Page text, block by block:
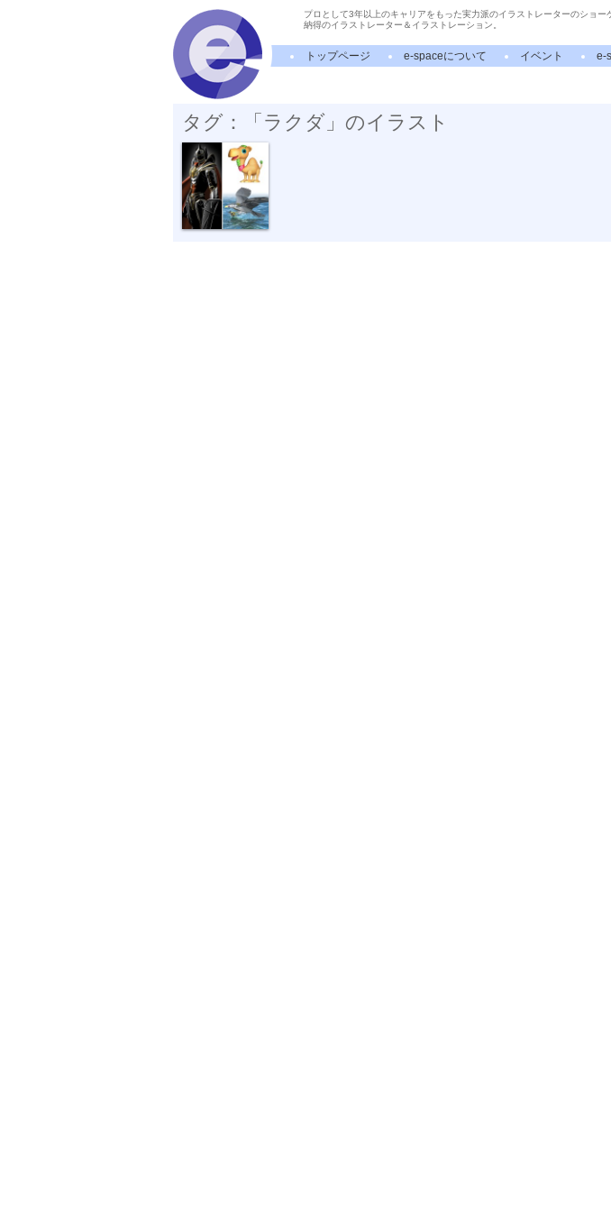
プロとして3年以上のキャリアをもった実力派のイラストレーターのショー
納得のイラストレーター＆イラストレーション。
トップページ e-spaceについて イベント e-
タグ：「ラクダ」のイラスト
キャラクター3種